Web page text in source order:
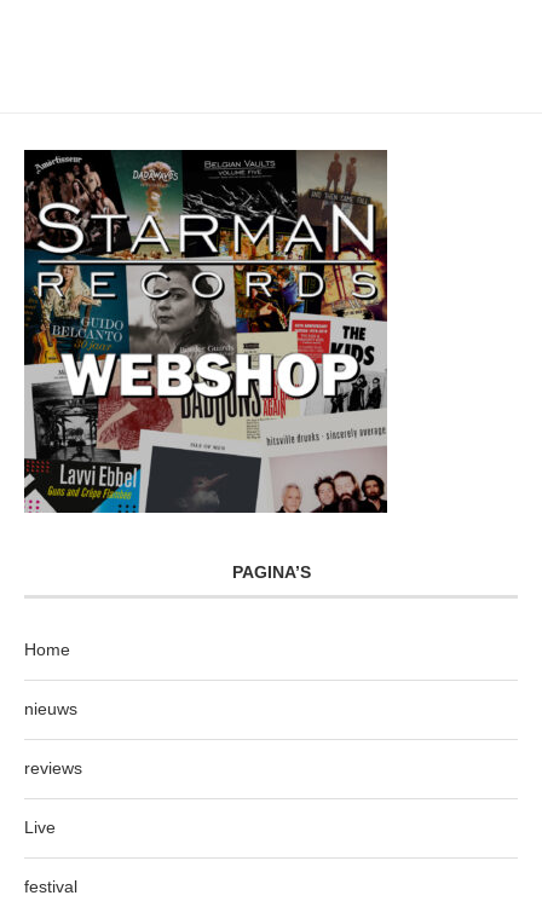
PAGINA’S
Home
nieuws
reviews
Live
festival